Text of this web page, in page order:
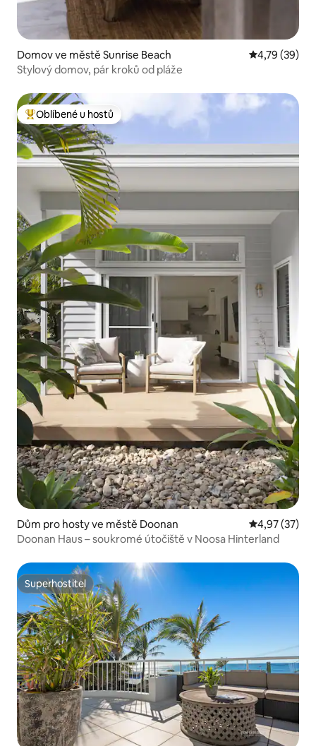
Domov ve městě Sunrise Beach Průměrné
4,79 (39)
Stylový domov, pár kroků od pláže
Nejlepší v kategorii Oblíbené u hostů
Oblíbené u hostů
Dům pro hosty ve městě Doonan Průměrné
4,97 (37)
Doonan Haus – soukromé útočiště v Noosa Hinterland
Superhostitel
Superhostitel